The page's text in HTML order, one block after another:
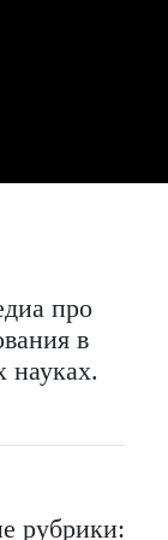
про
в
науках.
рубрики: